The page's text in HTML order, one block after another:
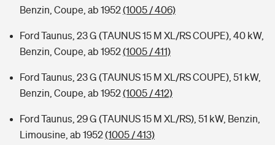
Benzin, Coupe, ab 1952(1005 / 406)
Ford Taunus, 23 G (TAUNUS 15 M XL/RS COUPE), 40 kW,
Benzin, Coupe, ab 1952(1005 / 411)
Ford Taunus, 23 G (TAUNUS 15 M XL/RS COUPE), 51 kW,
Benzin, Coupe, ab 1952(1005 / 412)
Ford Taunus, 29 G (TAUNUS 15 M XL/RS), 51 kW, Benzin,
Limousine, ab 1952(1005 / 413)